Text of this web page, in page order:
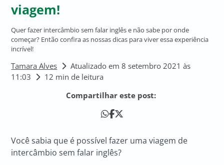
viagem!
Quer fazer intercâmbio sem falar inglês e não sabe por onde
começar? Então confira as nossas dicas para viver essa experiência
incrível!
Tamara Alves
Atualizado em 8 setembro 2021 às
11:03
12 min de leitura
Compartilhar este post:
Você sabia que é possível fazer uma viagem de
intercâmbio sem falar inglês?